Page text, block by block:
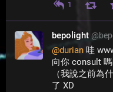
1
bepolight @
@durian 哇
向你 consult
（我說之前為
了 XD